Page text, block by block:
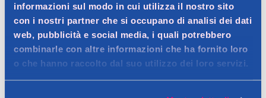
informazioni sul modo in cui utilizza il nostro sito
con i nostri partner che si occupano di analisi dei dati
web, pubblicità e social media, i quali potrebbero
combinarle con altre informazioni che ha fornito loro
o che hanno raccolto dal suo utilizzo dei loro servizi.
Dettagli prodotto
Descrizione